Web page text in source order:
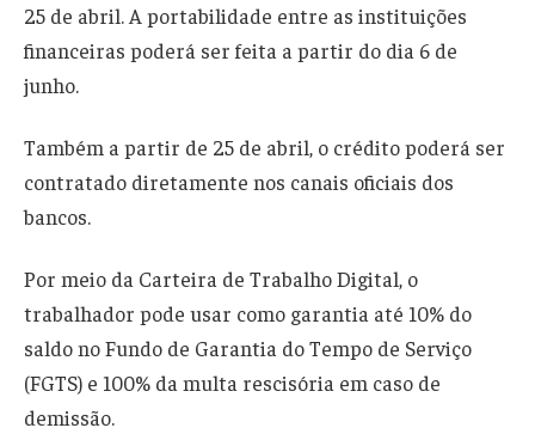
25 de abril. A portabilidade entre as instituições
financeiras poderá ser feita a partir do dia 6 de
junho.
Também a partir de 25 de abril, o crédito poderá ser
contratado diretamente nos canais oficiais dos
bancos.
Por meio da Carteira de Trabalho Digital, o
trabalhador pode usar como garantia até 10% do
saldo no Fundo de Garantia do Tempo de Serviço
(FGTS) e 100% da multa rescisória em caso de
demissão.